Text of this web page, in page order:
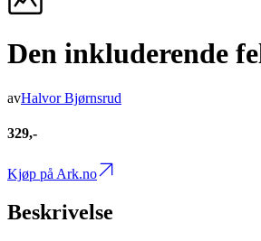
Den inkluderende
avHalvor Bjørnsrud
329,-
Kjøp på Ark.no
Beskrivelse